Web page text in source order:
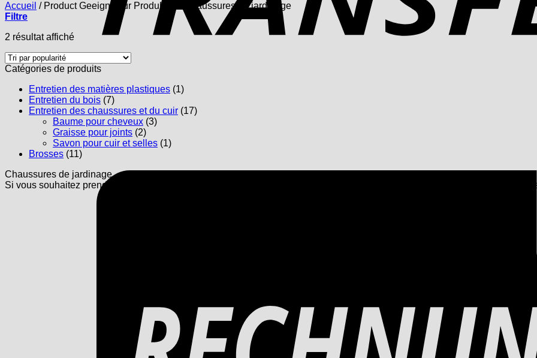
Accueil /Product Geeignet für Produkte :
Chaussures de jardinage
Filtre
2 résultat affichéTrié
Catégories de produits
Entretien des matières plastiques (1)
Entretien du bois (7)
Entretien des chaussures et du cuir (17)
Baume pour cheveux (3)
Graisse pour joints (2)
Savon pour cuir et selles (1)
Brosses (11)
Chaussures de jardinage
Si vous souhaitez prendre soin de chaussures de jardinage, vous trouverez ici une compilation de produits d’entretien